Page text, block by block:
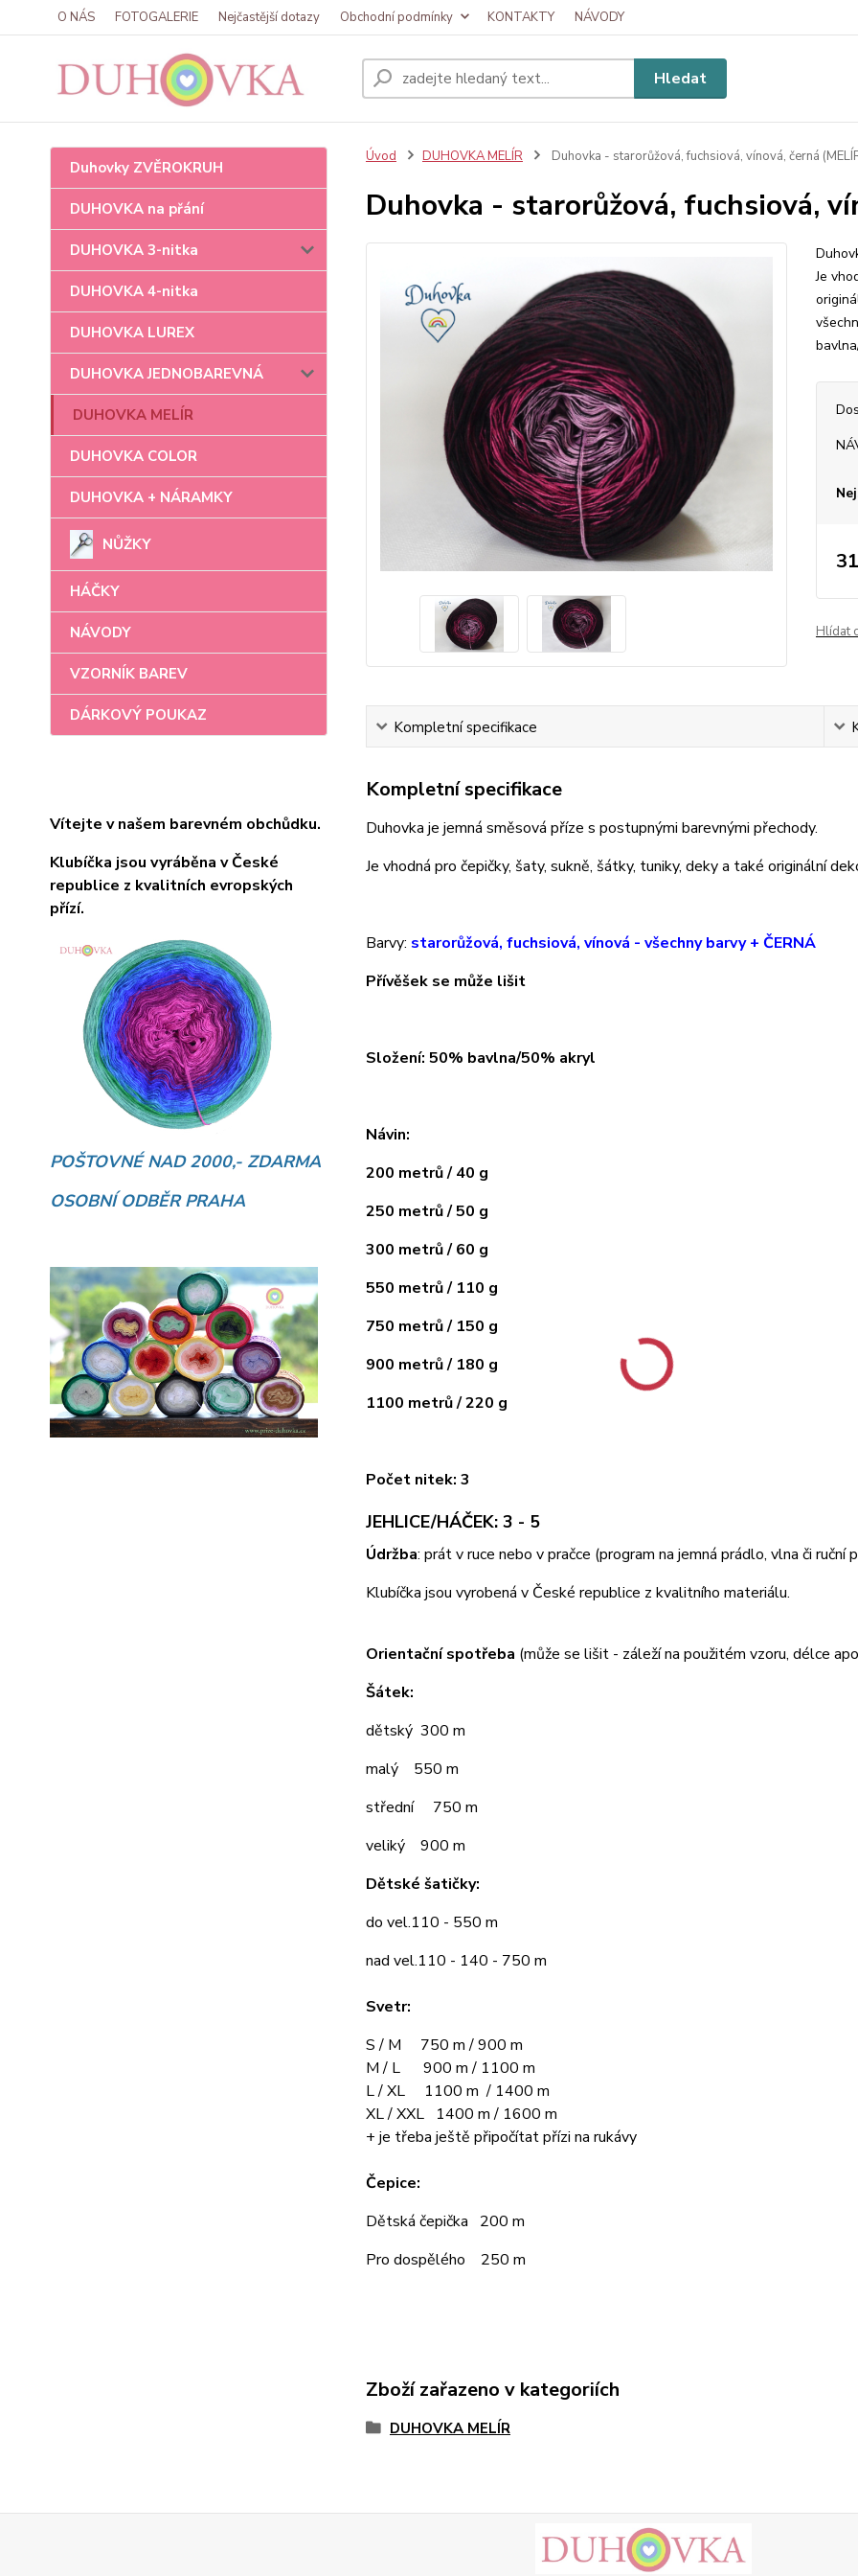
O NÁS FOTOGALERIE Nejčastější dotazy Obchodní podmínky KONTAKTY NÁVODY
Hledat
Duhovky ZVĚROKRUH
DUHOVKA na přání
DUHOVKA 3-nitka
DUHOVKA 4-nitka
DUHOVKA LUREX
DUHOVKA JEDNOBAREVNÁ
DUHOVKA MELÍR
DUHOVKA COLOR
DUHOVKA + NÁRAMKY
NŮŽKY
HÁČKY
NÁVODY
VZORNÍK BAREV
DÁRKOVÝ POUKAZ
Vítejte v našem barevném obchůdku.
Klubíčka jsou vyráběna v České
republice z kvalitních evropských
přízí.
POŠTOVNÉ NAD 2000,- ZDARMA
OSOBNÍ ODBĚR PRAHA
Úvod DUHOVKA MELÍR Duhovka - starorůžová, fuchsiová, vínová, černá
Duhovka - starorůžová, fuchsiová,
Je
Hlídat
Kompletní specifikace
Kompletní specifikace
Duhovka je jemná směsová příze s postupnými barevnými přechody.
Je vhodná pro čepičky, šaty, sukně, šátky, tuniky, deky a také originální
Barvy: starorůžová, fuchsiová, vínová - všechny barvy + ČERNÁ
Přívěšek se může lišit
Složení: 50% bavlna/50% akryl
Návin:
200 metrů / 40 g
250 metrů / 50 g
300 metrů / 60 g
550 metrů / 110 g
750 metrů / 150 g
900 metrů / 180 g
1100 metrů / 220 g
Počet nitek: 3
JEHLICE/HÁČEK: 3 - 5
Údržba: prát v ruce nebo v pračce (program na jemná prádlo, vlna či
Klubíčka jsou vyrobená v České republice z kvalitního materiálu.
Orientační spotřeba (může se lišit - záleží na použitém vzoru, délce
Šátek:
dětský 300 m
malý 550 m
střední 750 m
veliký 900 m
Dětské šatičky:
do vel.110 - 550 m
nad vel.110 - 140 - 750 m
Svetr:
S / M 750 m / 900 m
M / L 900 m / 1100 m
L / XL 1100 m / 1400 m
XL / XXL 1400 m / 1600 m
+ je třeba ještě připočítat přízi na rukávy
Čepice:
Dětská čepička 200 m
Pro dospělého 250 m
Zboží zařazeno v kategoriích
DUHOVKA MELÍR